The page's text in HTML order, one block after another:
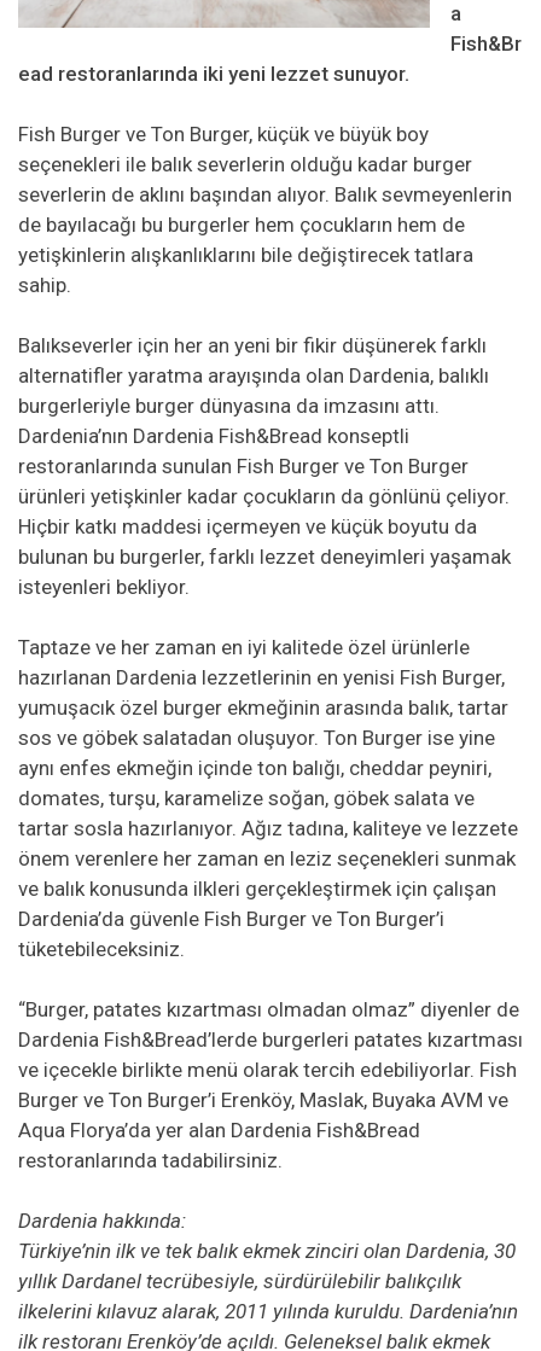
a
Fish&Br
ead restoranlarında iki yeni lezzet sunuyor.
Fish Burger ve Ton Burger, küçük ve büyük boy
seçenekleri ile balık severlerin olduğu kadar burger
severlerin de aklını başından alıyor. Balık sevmeyenlerin
de bayılacağı bu burgerler hem çocukların hem de
yetişkinlerin alışkanlıklarını bile değiştirecek tatlara
sahip.
Balıkseverler için her an yeni bir fikir düşünerek farklı
alternatifler yaratma arayışında olan Dardenia, balıklı
burgerleriyle burger dünyasına da imzasını attı.
Dardenia’nın Dardenia Fish&Bread konseptli
restoranlarında sunulan Fish Burger ve Ton Burger
ürünleri yetişkinler kadar çocukların da gönlünü çeliyor.
Hiçbir katkı maddesi içermeyen ve küçük boyutu da
bulunan bu burgerler, farklı lezzet deneyimleri yaşamak
isteyenleri bekliyor.
Taptaze ve her zaman en iyi kalitede özel ürünlerle
hazırlanan Dardenia lezzetlerinin en yenisi Fish Burger,
yumuşacık özel burger ekmeğinin arasında balık, tartar
sos ve göbek salatadan oluşuyor. Ton Burger ise yine
aynı enfes ekmeğin içinde ton balığı, cheddar peyniri,
domates, turşu, karamelize soğan, göbek salata ve
tartar sosla hazırlanıyor. Ağız tadına, kaliteye ve lezzete
önem verenlere her zaman en leziz seçenekleri sunmak
ve balık konusunda ilkleri gerçekleştirmek için çalışan
Dardenia’da güvenle Fish Burger ve Ton Burger’i
tüketebileceksiniz.
“Burger, patates kızartması olmadan olmaz” diyenler de
Dardenia Fish&Bread’lerde burgerleri patates kızartması
ve içecekle birlikte menü olarak tercih edebiliyorlar. Fish
Burger ve Ton Burger’i Erenköy, Maslak, Buyaka AVM ve
Aqua Florya’da yer alan Dardenia Fish&Bread
restoranlarında tadabilirsiniz.
Dardenia hakkında:
Türkiye’nin ilk ve tek balık ekmek zinciri olan Dardenia, 30
yıllık Dardanel tecrübesiyle, sürdürülebilir balıkçılık
ilkelerini kılavuz alarak, 2011 yılında kuruldu. Dardenia’nın
ilk restoranı Erenköy’de açıldı. Geleneksel balık ekmek